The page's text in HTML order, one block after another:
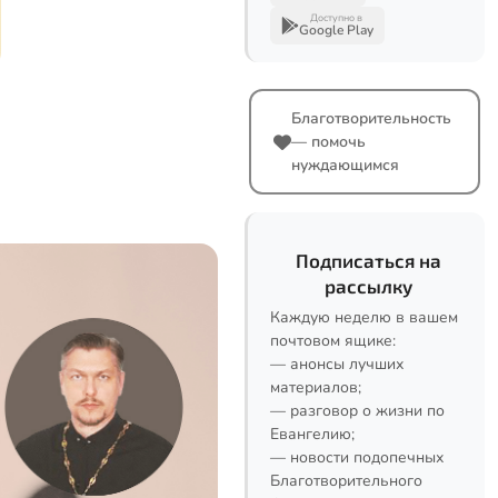
Доступно в
Google Play
Благотворительность
— помочь
нуждающимся
Подписаться на
рассылку
Каждую неделю в вашем
почтовом ящике:
— анонсы лучших
материалов;
— разговор о жизни по
Евангелию;
— новости подопечных
Благотворительного